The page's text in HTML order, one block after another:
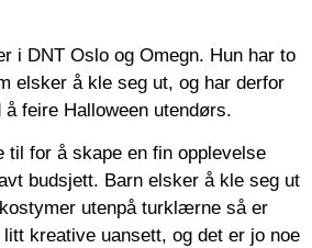
i DNT Oslo og Omegn. Hun har to
elsker å kle seg ut, og har derfor
feire Halloween utendørs.
til for å skape en fin opplevelse
budsjett. Barn elsker å kle seg ut
utenpå turklærne så er
kreative uansett, og det er jo noe